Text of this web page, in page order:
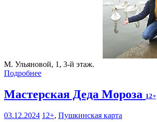
М. Ульяновой, 1, 3-й этаж.
Подробнее
Мастерская Деда Мороза 12+
03.12.2024 12+, Пушкинская карта